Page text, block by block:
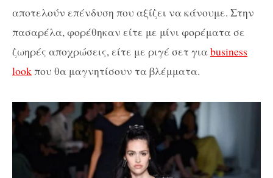
αποτελούν επένδυση που αξίζει να κάνουμε. Στην
πασαρέλα, φορέθηκαν είτε με μίνι φορέματα σε
ζωηρές αποχρώσεις, είτε με ριγέ σετ γιαbusiness
lookπου θα μαγνητίσουν τα βλέμματα.